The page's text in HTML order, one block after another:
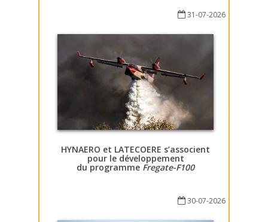
31-07-2026
HYNAERO et LATECOERE s’associent
pour le développement
du programme Fregate-F100
30-07-2026